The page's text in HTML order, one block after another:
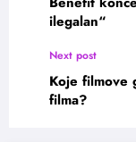
ilegalan“
Next post
Koje filmove
filma?